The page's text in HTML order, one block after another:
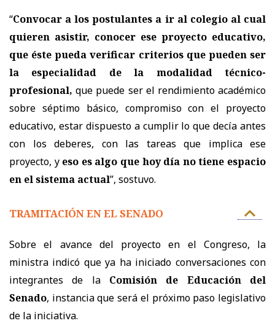
“Convocar a los postulantes a ir al colegio al cual
quieren asistir, conocer ese proyecto educativo,
que éste pueda verificar criterios que pueden ser
la especialidad de la modalidad técnico-
profesional,que puede ser el rendimiento académico
sobre séptimo básico, compromiso con el proyecto
educativo, estar dispuesto a cumplir lo que decía antes
con los deberes, con las tareas que implica ese
proyecto, yeso es algo que hoy día no tiene espacio
en el sistema actual”, sostuvo.
TRAMITACIÓN EN EL SENADO
Sobre el avance del proyecto en el Congreso, la
ministra indicó que ya ha iniciado conversaciones con
integrantes de la Comisión de Educación del
Senado, instancia que será el próximo paso legislativo
de la iniciativa.